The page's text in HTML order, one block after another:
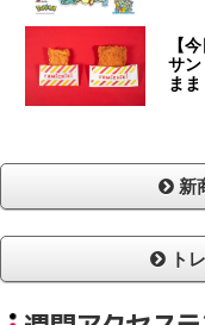
【
サ
ま
新
ト